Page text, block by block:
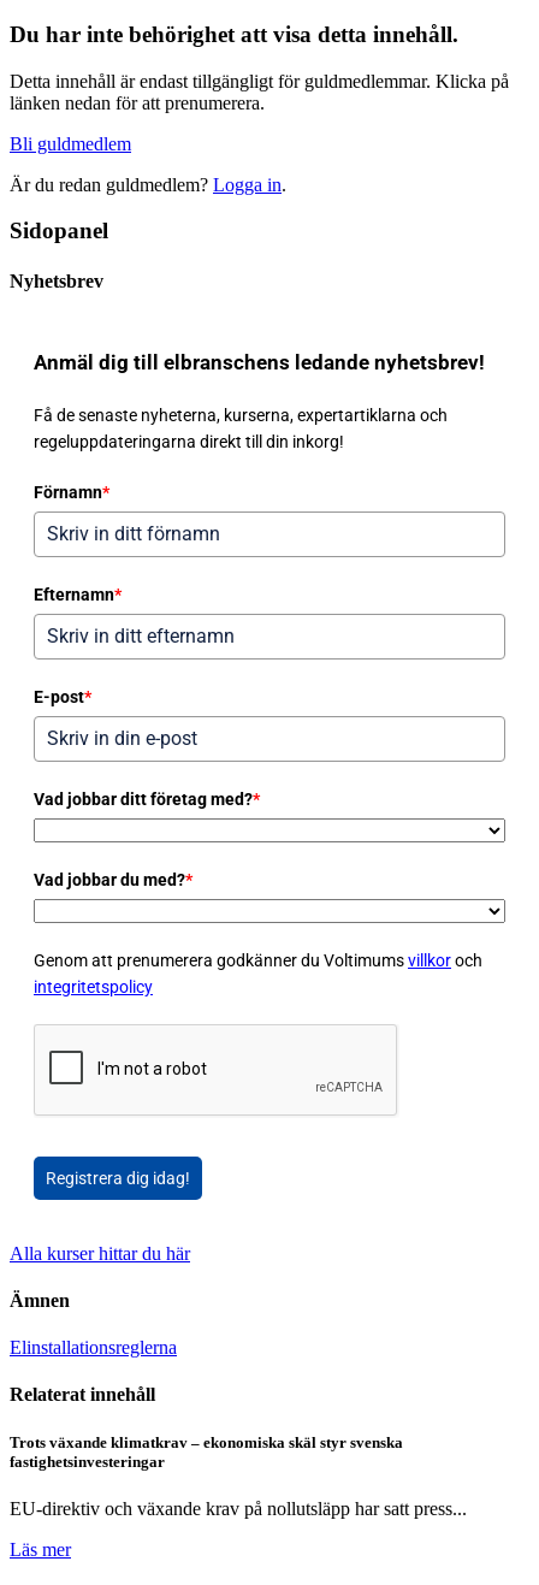
Du har inte behörighet att visa detta innehåll.
Detta innehåll är endast tillgängligt för guldmedlemmar. Klicka på
länken nedan för att prenumerera.
Bli guldmedlem
Är du redan guldmedlem? Logga in.
Sidopanel
Nyhetsbrev
Anmäl dig till elbranschens ledande nyhetsbrev!
Få de senaste nyheterna, kurserna, expertartiklarna och
regeluppdateringarna direkt till din inkorg!
Förnamn*
Efternamn*
E-post*
Vad jobbar ditt företag med?*
Vad jobbar du med?*
Genom att prenumerera godkänner du Voltimumsvillkoroch
integritetspolicy
Registrera dig idag!
Alla kurser hittar du här
Ämnen
Elinstallationsreglerna
Relaterat innehåll
Trots växande klimatkrav – ekonomiska skäl styr svenska
fastighetsinvesteringar
EU-direktiv och växande krav på nollutsläpp har satt press...
Läs mer